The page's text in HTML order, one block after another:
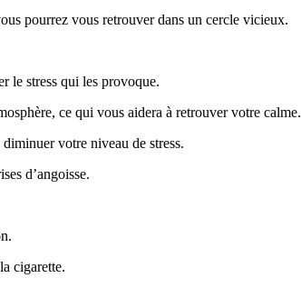
pourrez vous retrouver dans un cercle vicieux.
le stress qui les provoque.
ce qui vous aidera à retrouver votre calme.
votre niveau de stress.
d’angoisse.
cigarette.